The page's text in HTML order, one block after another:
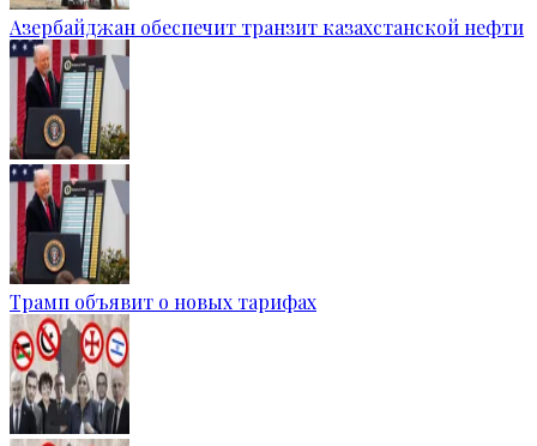
Азербайджан обеспечит транзит казахстанской нефти
Трамп объявит о новых тарифах